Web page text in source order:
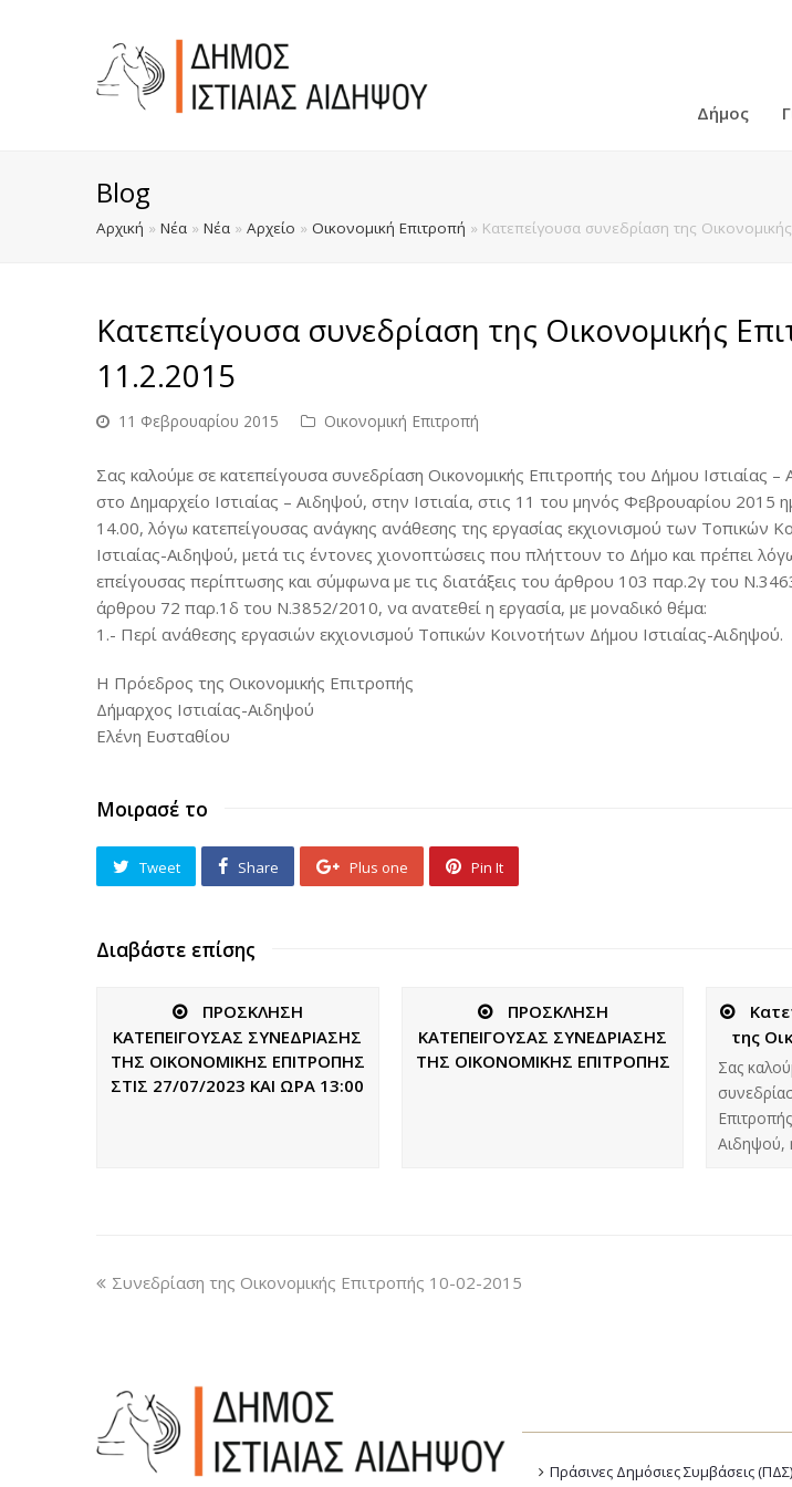
Δήμος
Blog
Αρχική » Νέα » Νέα » Αρχείο » Οικονομική Επιτροπή » Κατεπείγουσα συνεδρίαση της
Κατεπείγουσα συνεδρίαση της Οικονομικής
11.2.2015
11 Φεβρουαρίου 2015 Οικονομική Επιτροπή
Σας καλούμε σε κατεπείγουσα συνεδρίαση Οικονομικής Επιτροπής του Δήμου Ιστιαίας –
στο Δημαρχείο Ιστιαίας – Αιδηψού, στην Ιστιαία, στις 11 του μηνός Φεβρουαρίου 2015
14.00, λόγω κατεπείγουσας ανάγκης ανάθεσης της εργασίας εκχιονισμού των Τοπικών
Ιστιαίας-Αιδηψού, μετά τις έντονες χιονοπτώσεις που πλήττουν το Δήμο και πρέπει
επείγουσας περίπτωσης και σύμφωνα με τις διατάξεις του άρθρου 103 παρ.2γ του
άρθρου 72 παρ.1δ του Ν.3852/2010, να ανατεθεί η εργασία, με μοναδικό θέμα:
1.- Περί ανάθεσης εργασιών εκχιονισμού Τοπικών Κοινοτήτων Δήμου Ιστιαίας-Αιδηψού.
Η Πρόεδρος της Οικονομικής Επιτροπής
Δήμαρχος Ιστιαίας-Αιδηψού
Ελένη Ευσταθίου
Μοιρασέ το
Tweet Share Plus one Pin It
Διαβάστε επίσης
ΠΡΟΣΚΛΗΣΗ
ΚΑΤΕΠΕΙΓΟΥΣΑΣ ΣΥΝΕΔΡΙΑΣΗΣ
ΤΗΣ ΟΙΚΟΝΟΜΙΚΗΣ ΕΠΙΤΡΟΠΗΣ
ΣΤΙΣ 27/07/2023 ΚΑΙ ΩΡΑ 13:00
ΠΡΟΣΚΛΗΣΗ
ΚΑΤΕΠΕΙΓΟΥΣΑΣ ΣΥΝΕΔΡΙΑΣΗΣ
ΤΗΣ ΟΙΚΟΝΟΜΙΚΗΣ ΕΠΙΤΡΟΠΗΣ
της
Σας
Αιδηψού,
Συνεδρίαση της Οικονομικής Επιτροπής 10-02-2015
Πράσινες Δημόσιες Συμβάσεις (ΠΔΣ)